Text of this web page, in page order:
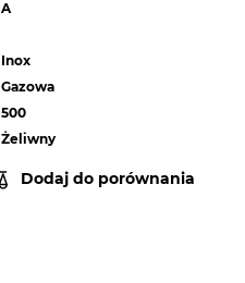
A
Inox
Gazowa
500
Żeliwny
Dodaj do porównania